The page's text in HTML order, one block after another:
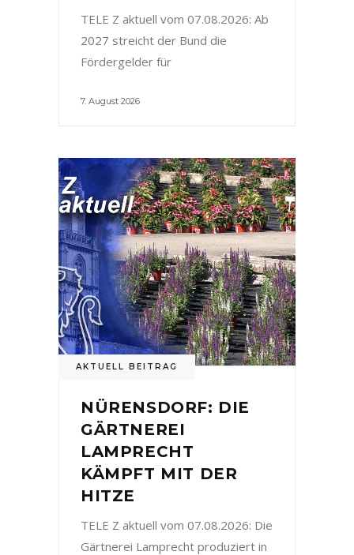
TELE Z aktuell vom 07.08.2026: Ab
2027 streicht der Bund die
Fördergelder für
7. August 2026
AKTUELL BEITRAG
NÜRENSDORF: DIE
GÄRTNEREI
LAMPRECHT
KÄMPFT MIT DER
HITZE
TELE Z aktuell vom 07.08.2026: Die
Gärtnerei Lamprecht produziert in